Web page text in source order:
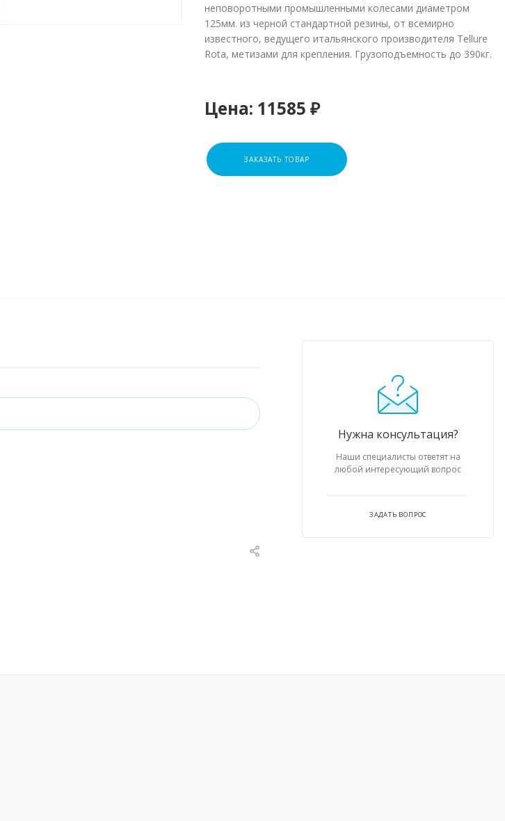
неповоротными промышленными колесами диаметром
125мм. из черной стандартной резины, от всемирно
известного, ведущего итальянского производителя Tellure
Rota, метизами для крепления. Грузоподъемность до 390кг.
Цена: 11585 ₽
ЗАКАЗАТЬ ТОВАР
Нужна консультация?
Наши специалисты ответят на
любой интересующий вопрос
ЗАДАТЬ ВОПРОС